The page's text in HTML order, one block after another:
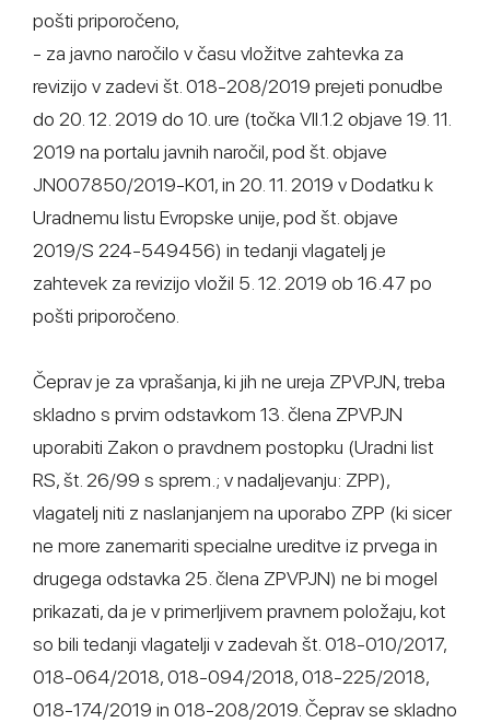
pošti priporočeno,
- za javno naročilo v času vložitve zahtevka za
revizijo v zadevi št. 018-208/2019 prejeti ponudbe
do 20. 12. 2019 do 10. ure (točka VII.1.2 objave 19. 11.
2019 na portalu javnih naročil, pod št. objave
JN007850/2019-K01, in 20. 11. 2019 v Dodatku k
Uradnemu listu Evropske unije, pod št. objave
2019/S 224-549456) in tedanji vlagatelj je
zahtevek za revizijo vložil 5. 12. 2019 ob 16.47 po
pošti priporočeno.
Čeprav je za vprašanja, ki jih ne ureja ZPVPJN, treba
skladno s prvim odstavkom 13. člena ZPVPJN
uporabiti Zakon o pravdnem postopku (Uradni list
RS, št. 26/99 s sprem.; v nadaljevanju: ZPP),
vlagatelj niti z naslanjanjem na uporabo ZPP (ki sicer
ne more zanemariti specialne ureditve iz prvega in
drugega odstavka 25. člena ZPVPJN) ne bi mogel
prikazati, da je v primerljivem pravnem položaju, kot
so bili tedanji vlagatelji v zadevah št. 018-010/2017,
018-064/2018, 018-094/2018, 018-225/2018,
018-174/2019 in 018-208/2019. Čeprav se skladno